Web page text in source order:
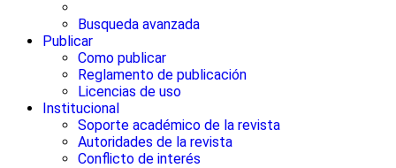
Busqueda avanzada
Publicar
Como publicar
Reglamento de publicación
Licencias de uso
Institucional
Soporte académico de la revista
Autoridades de la revista
Conflicto de interés